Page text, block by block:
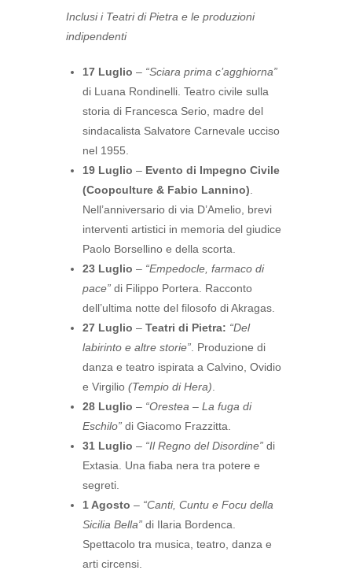
Inclusi i Teatri di Pietra e le produzioni
indipendenti
17 Luglio – “Sciara prima c’agghiorna”
di Luana Rondinelli. Teatro civile sulla
storia di Francesca Serio, madre del
sindacalista Salvatore Carnevale ucciso
nel 1955.
19 Luglio – Evento di Impegno Civile
(Coopculture & Fabio Lannino)
Nell’anniversario di via D’Amelio, brevi
interventi artistici in memoria del giudice
Paolo Borsellino e della scorta.
23 Luglio – “Empedocle, farmaco di
pace” di Filippo Portera. Racconto
dell’ultima notte del filosofo di Akragas.
27 Luglio – Teatri di Pietra: “Del
labirinto e altre storie” . Produzione di
danza e teatro ispirata a Calvino, Ovidio
e Virgilio (Tempio di Hera)
28 Luglio – “Orestea – La fuga di
Eschilo” di Giacomo Frazzitta.
31 Luglio – “Il Regno del Disordine” di
Extasia. Una fiaba nera tra potere e
segreti.
1 Agosto – “Canti, Cuntu e Focu della
Sicilia Bella” di Ilaria Bordenca.
Spettacolo tra musica, teatro, danza e
arti circensi.